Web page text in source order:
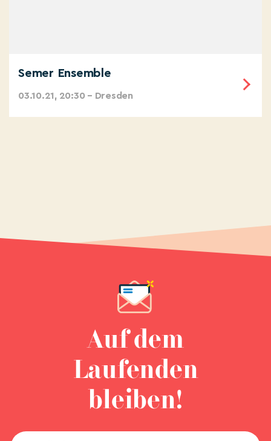
Semer Ensemble
03.10.21, 20:30 – Dresden
Auf dem
Laufenden
bleiben!